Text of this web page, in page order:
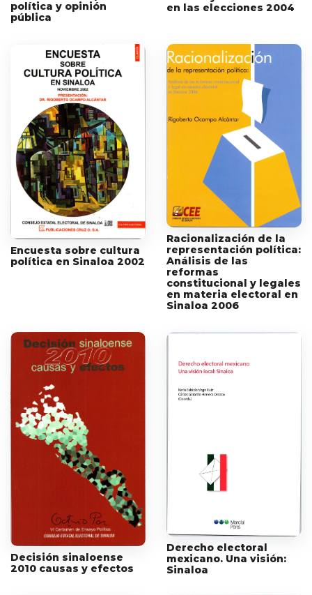
política y opinión
pública
en las elecciones 2004
Encuesta sobre cultura
política en Sinaloa 2002
Racionalización de la
representación política:
Análisis de las
reformas
constitucional y legales
en materia electoral en
Sinaloa 2006
Decisión sinaloense
2010 causas y efectos
Derecho electoral
mexicano. Una visión:
Sinaloa